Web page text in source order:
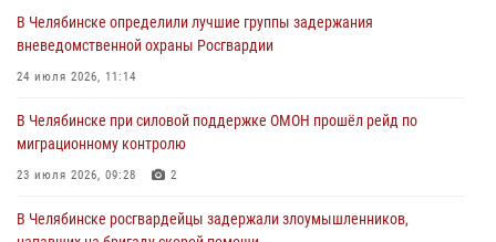
В Челябинске определили лучшие группы задержания
вневедомственной охраны Росгвардии
24 июля 2026, 11:14
В Челябинске при силовой поддержке ОМОН прошёл рейд по
миграционному контролю
23 июля 2026, 09:28 2
В Челябинске росгвардейцы задержали злоумышленников,